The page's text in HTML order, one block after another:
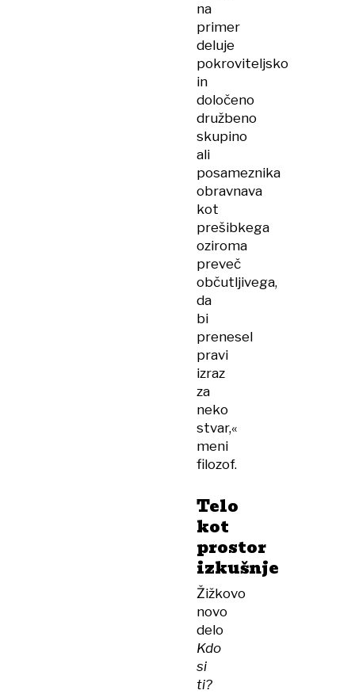
na
primer
deluje
pokroviteljsko
in
določeno
družbeno
skupino
ali
posameznika
obravnava
kot
prešibkega
oziroma
preveč
občutljivega,
da
bi
prenesel
pravi
izraz
za
neko
stvar,«
meni
filozof.
Telo
kot
prostor
izkušnje
Žižkovo
novo
delo
Kdo
si
ti?